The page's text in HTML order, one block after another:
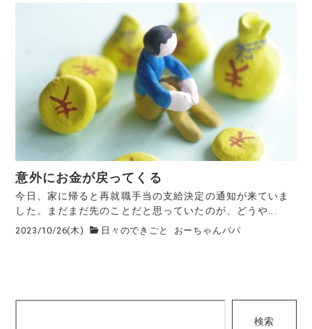
意外にお金が戻ってくる
今日、家に帰ると再就職手当の支給決定の通知が来ていま
した。まだまだ先のことだと思っていたのが、どうや...
2023/10/26(木) 日々のできごと おーちゃんパパ
検索